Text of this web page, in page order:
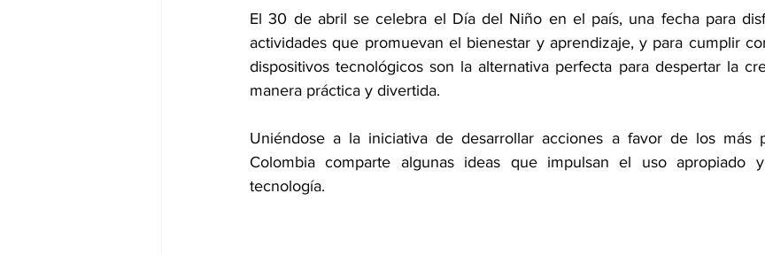
Sostenibilidad salud
El 30 de abril se celebra el Día del Niño en el país, una fecha para
actividades que promuevan el bienestar y aprendizaje, y para cumplir
dispositivos tecnológicos son la alternativa perfecta para despertar la
manera práctica y divertida.
Uniéndose a la iniciativa de desarrollar acciones a favor de los más
Colombia comparte algunas ideas que impulsan el uso apropiado
tecnología.